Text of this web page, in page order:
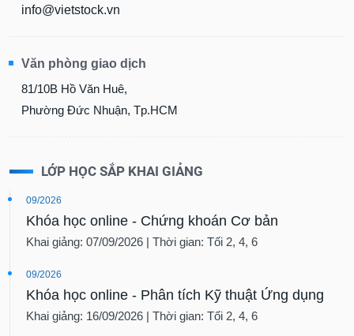
info@vietstock.vn
Văn phòng giao dịch
81/10B Hồ Văn Huê,
Phường Đức Nhuận, Tp.HCM
LỚP HỌC SẮP KHAI GIẢNG
09/2026
Khóa học online - Chứng khoán Cơ bản
Khai giảng: 07/09/2026 | Thời gian: Tối 2, 4, 6
09/2026
Khóa học online - Phân tích Kỹ thuật Ứng dụng
Khai giảng: 16/09/2026 | Thời gian: Tối 2, 4, 6